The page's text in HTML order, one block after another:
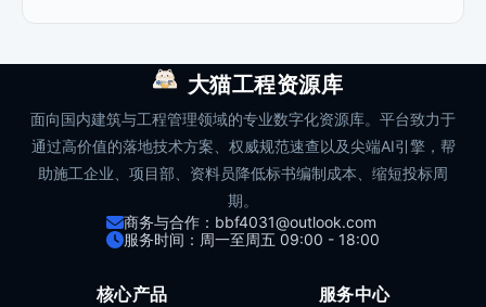
大猫工程资源库
面向国内建筑与工程管理领域的专业数字化资源库。平台致力于
通过高价值的落地技术方案、权威规范速查以及尖端AI引擎，帮
助施工企业、项目部、资料员降低标书编制成本、缩短投标周
期。
商务与合作：bbf4031@outlook.com
服务时间：周一至周五 09:00 - 18:00
核心产品 服务中心